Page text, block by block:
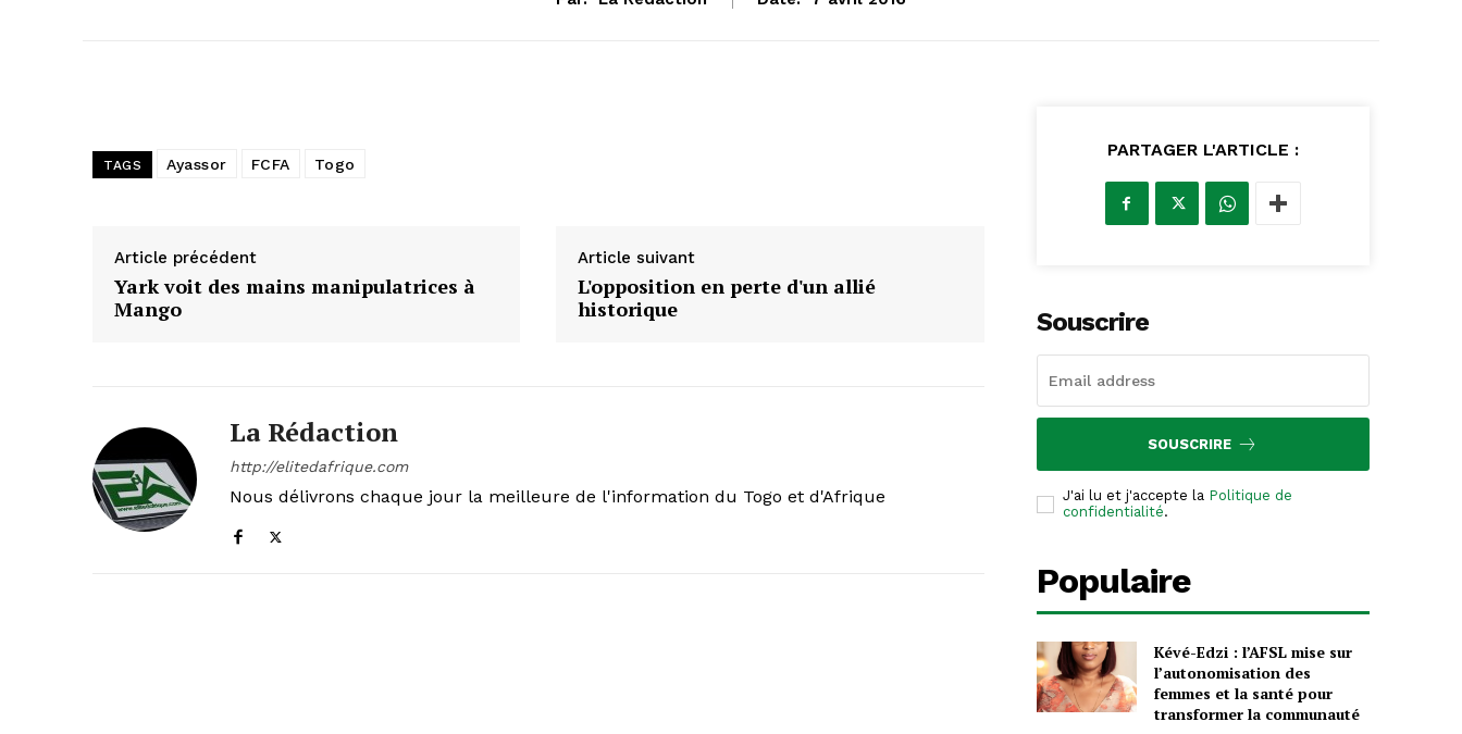
TAGS Ayassor FCFA Togo
Article précédent
Yark voit des mains manipulatrices à
Mango
Article suivant
L'opposition en perte d'un allié
historique
La Rédaction
http://elitedafrique.com
Nous délivrons chaque jour la meilleure de l'information du Togo et d'Afrique
PARTAGER L'ARTICLE :
Souscrire
SOUSCRIRE
J'ai lu et j'accepte la Politique de
confidentialité.
Populaire
Kévé-Edzi : l’AFSL mise sur
l’autonomisation des
femmes et la santé pour
transformer la communauté